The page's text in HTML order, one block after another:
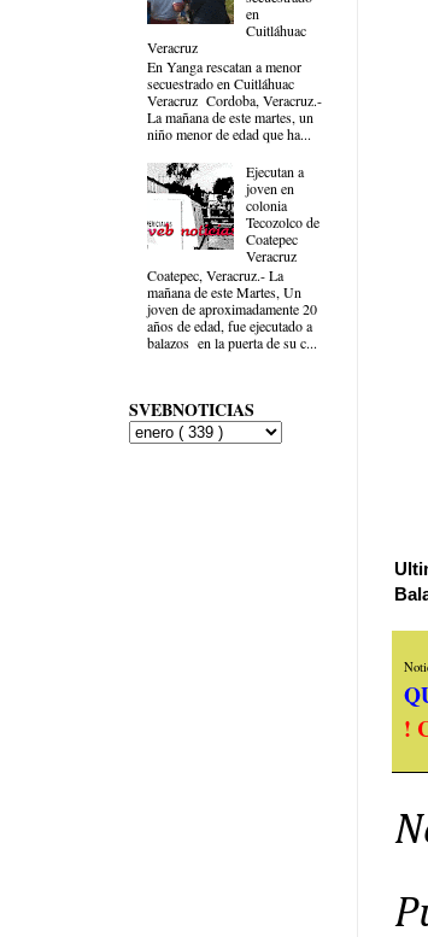
!
en
Cuitláhuac
Veracruz
En Yanga rescatan a menor
secuestrado en Cuitláhuac
Veracruz Cordoba, Veracruz.-
La mañana de este martes, un
niño menor de edad que ha...
Ejecutan a
joven en
colonia
Tecozolco de
Coatepec
Veracruz
Coatepec, Veracruz.- La
mañana de este Martes, Un
joven de aproximadamente 20
años de edad, fue ejecutado a
balazos en la puerta de su c...
SVEBNOTICIAS